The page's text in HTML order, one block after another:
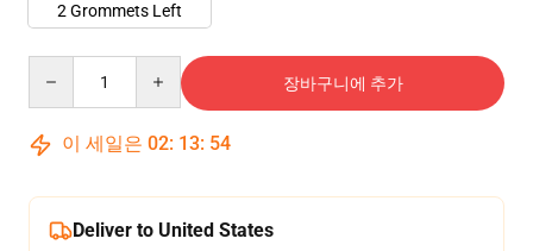
2 Grommets Left
장바구니에 추가
이 세일은 02: 13: 53
Deliver to United States